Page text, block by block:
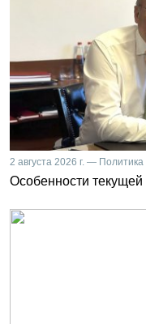
2 августа 2026 г. — Политика
Особенности текущей